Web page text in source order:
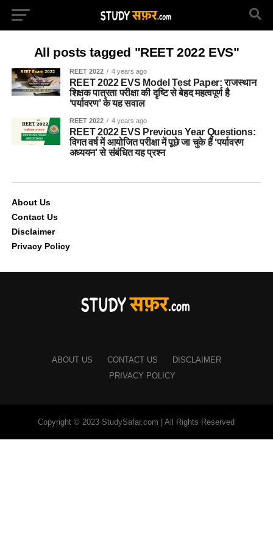
All posts tagged "REET 2022 EVS"
REET 2022 4 years ago
REET 2022 EVS Model Test Paper: राजस्थान
शिक्षक पात्रता परीक्षा की दृष्टि से बेहद महत्वपूर्ण है
‘पर्यावरण’ के यह सवाल
REET 2022 4 years ago
REET 2022 EVS Previous Year Questions:
विगत वर्ष में आयोजित परीक्षा में पूछे जा चुके हैं ‘पर्यावरण
अध्ययन’ से संबंधित यह प्रश्न
About Us
Contact Us
Disclaimer
Privacy Policy
ABOUT US CONTACT US
DISCLAIMER
PRIVACY POLICY
Copyright © 2023 StudySafar.com | All Rights Reserved